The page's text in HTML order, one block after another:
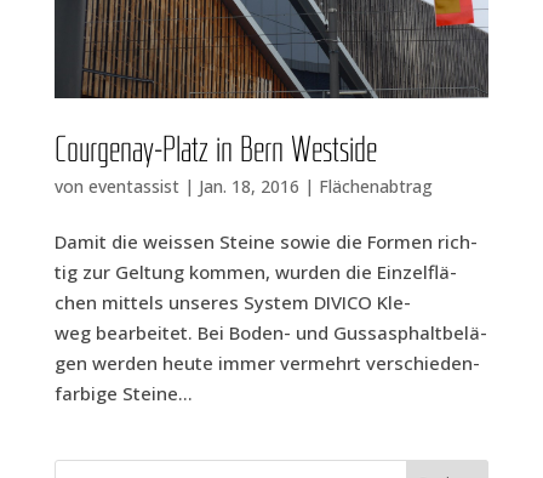
Cour­gen­ay-Platz in Bern Westside
von eventassist| Jan. 18, 2016 | Flächenabtrag
Damit die weis­sen Stei­ne sowie die For­men rich­
tig zur Gel­tung kom­men, wur­den die Ein­zel­flä­
chen mit­tels unse­res Sys­tem DIVICO Kle­
weg bearbeitet. Bei Boden- und Guss­asphalt­be­lä­
gen wer­den heu­te immer ver­mehrt ver­schie­den­
far­bi­ge Stei­ne...